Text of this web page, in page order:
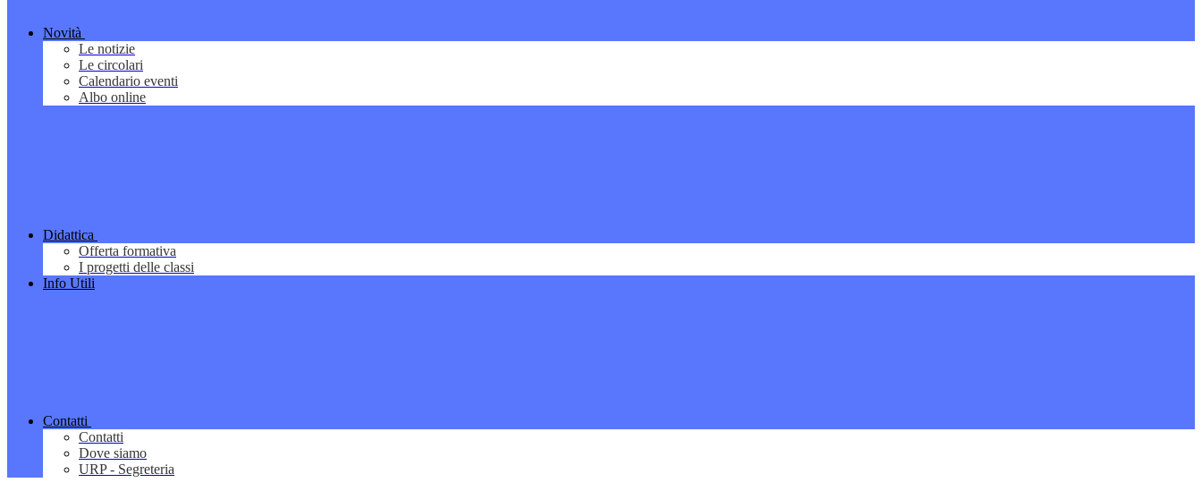
Novità
Le notizie
Le circolari
Calendario eventi
Albo online
Didattica
Offerta formativa
I progetti delle classi
Info Utili
Contatti
Contatti
Dove siamo
URP - Segreteria